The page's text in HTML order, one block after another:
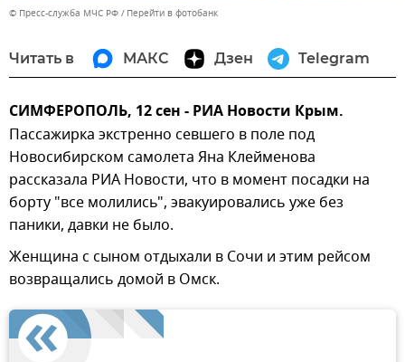
© Пресс-служба МЧС РФ Перейти в фотобанк
Читать в МАКС Дзен Telegram
СИМФЕРОПОЛЬ, 12 сен - РИА Новости Крым.
Пассажирка экстренно севшего в поле под
Новосибирском самолета Яна Клейменова
рассказала РИА Новости, что в момент посадки на
борту "все молились", эвакуировались уже без
паники, давки не было.
Женщина с сыном отдыхали в Сочи и этим рейсом
возвращались домой в Омск.